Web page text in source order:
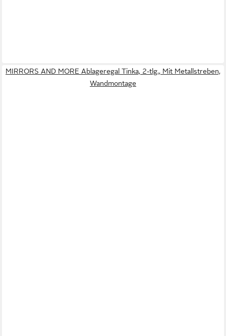
MIRRORS AND MORE Ablageregal Tinka, 2-tlg., Mit Metallstreben,
Wandmontage